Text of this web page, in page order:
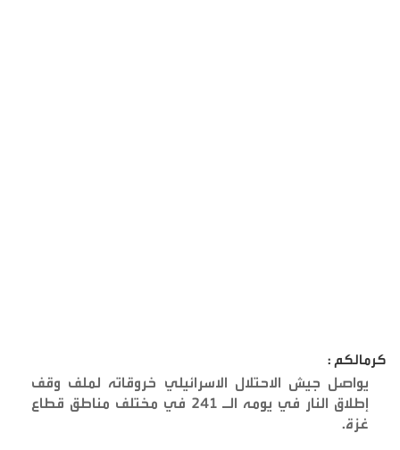
كرمالكم :
يواصل جيش الاحتلال الاسرائيلي خروقاته لملف وقف
إطلاق النار في يومه الـ 241 في مختلف مناطق قطاع
غزة.